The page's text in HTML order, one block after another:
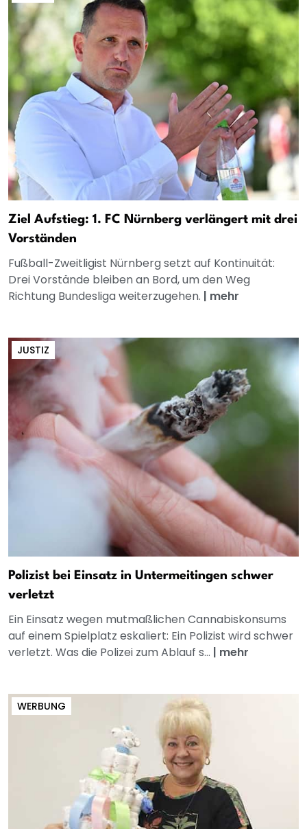
Ziel Aufstieg: 1. FC Nürnberg verlängert mit drei
Vorständen
Fußball-Zweitligist Nürnberg setzt auf Kontinuität:
Drei Vorstände bleiben an Bord, um den Weg
Richtung Bundesliga weiterzugehen. | mehr
JUSTIZ
Polizist bei Einsatz in Untermeitingen schwer
verletzt
Ein Einsatz wegen mutmaßlichen Cannabiskonsums
auf einem Spielplatz eskaliert: Ein Polizist wird schwer
verletzt. Was die Polizei zum Ablauf s... | mehr
WERBUNG